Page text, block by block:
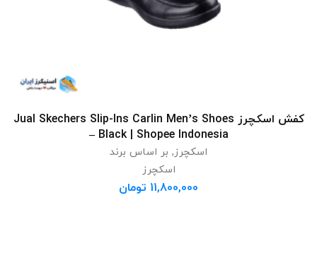
انتخاب گزینه ها
کفش اسکچرز Jual Skechers Slip-Ins Carlin Men’s Shoes
– Black | Shopee Indonesia
اسکچرز, بر اساس برند
اسکچرز
11,800,000 تومان